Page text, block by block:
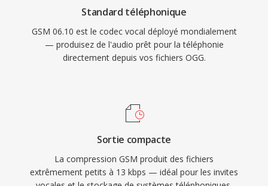
Standard téléphonique
GSM 06.10 est le codec vocal déployé mondialement
— produisez de l'audio prêt pour la téléphonie
directement depuis vos fichiers OGG.
Sortie compacte
La compression GSM produit des fichiers
extrêmement petits à 13 kbps — idéal pour les invites